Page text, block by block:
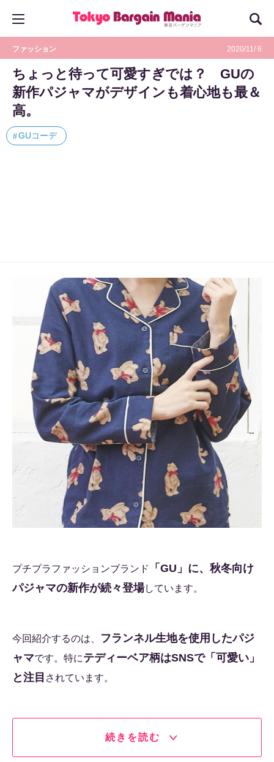
ファッション 2020/11/ 6
ちょっと待って可愛すぎでは？ GUの
新作パジャマがデザインも着心地も最＆
高。
GUコーデ
プチプラファッションブランド
「GU」に、秋冬向け
パジャマの新作が続々登場しています。
今回紹介するのは、
フランネル生地を使用したパジ
ャマです。特にテディーベア柄はSNSで「可愛い」
と注目 されています。
続きを読む